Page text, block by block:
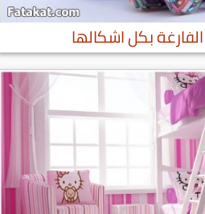
الفارغة بكل اشكالها